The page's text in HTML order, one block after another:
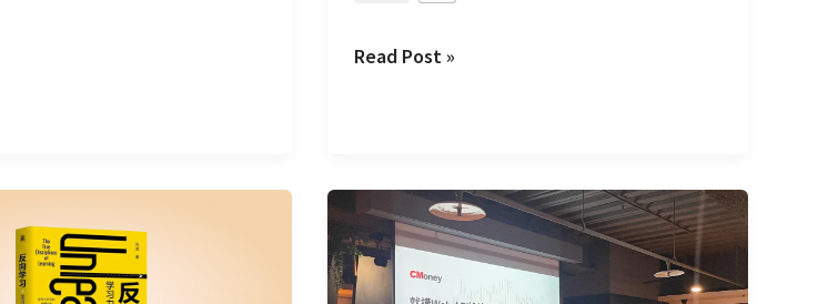
Read Post »
Talk+
#15：
就